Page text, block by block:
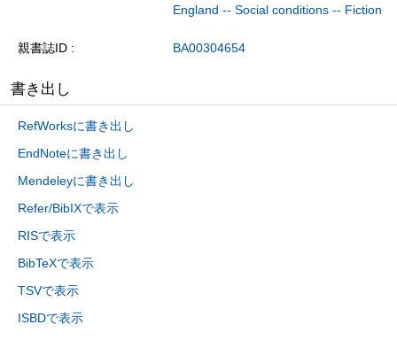
England -- Social conditions -- Fiction
親書誌ID BA00304654
書き出し
RefWorksに書き出し
EndNoteに書き出し
Mendeleyに書き出し
Refer/BibIXで表示
RISで表示
BibTeXで表示
TSVで表示
ISBDで表示